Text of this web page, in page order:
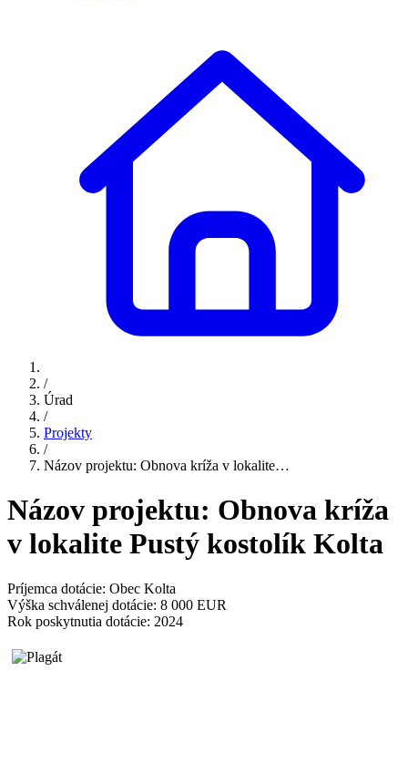
/
Úrad
/
Projekty
/
Názov projektu: Obnova kríža v lokalite…
Názov projektu: Obnova kríža
v lokalite Pustý kostolík Kolta
Príjemca dotácie: Obec Kolta
Výška schválenej dotácie: 8 000 EUR
Rok poskytnutia dotácie: 2024